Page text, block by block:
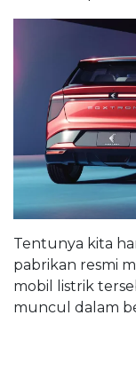
Tentunya kita
pabrikan resmi
mobil listrik
muncul dalam